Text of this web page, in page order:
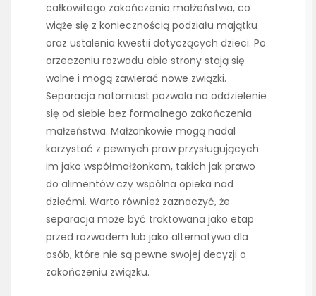
całkowitego zakończenia małżeństwa, co
wiąże się z koniecznością podziału majątku
oraz ustalenia kwestii dotyczących dzieci. Po
orzeczeniu rozwodu obie strony stają się
wolne i mogą zawierać nowe związki.
Separacja natomiast pozwala na oddzielenie
się od siebie bez formalnego zakończenia
małżeństwa. Małżonkowie mogą nadal
korzystać z pewnych praw przysługujących
im jako współmałżonkom, takich jak prawo
do alimentów czy wspólna opieka nad
dziećmi. Warto również zaznaczyć, że
separacja może być traktowana jako etap
przed rozwodem lub jako alternatywa dla
osób, które nie są pewne swojej decyzji o
zakończeniu związku.